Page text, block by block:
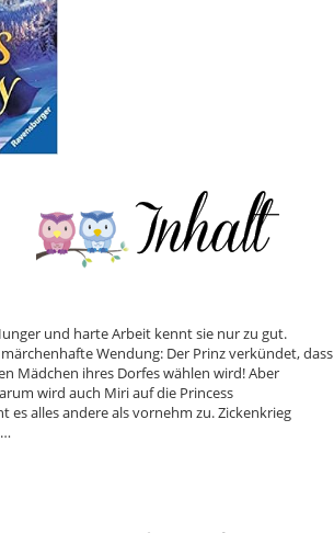
und harte Arbeit kennt sie nur zu gut.
Wendung: Der Prinz verkündet, dass
Mädchen ihres Dorfes wählen wird! Aber
wird auch Miri auf die Princess
es alles andere als vornehm zu. Zickenkrieg